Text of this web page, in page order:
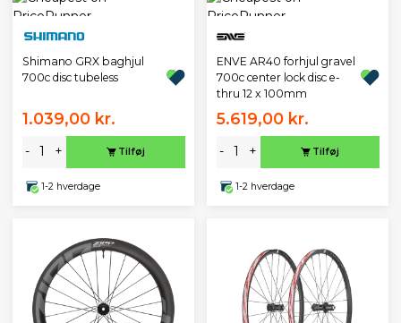
Shimano GRX baghjul
700c disc tubeless
1.039,00 kr.
- + Tilføj
1-2 hverdage
ENVE AR40 forhjul gravel
700c center lock disc e-
thru 12 x 100mm
5.619,00 kr.
- + Tilføj
1-2 hverdage